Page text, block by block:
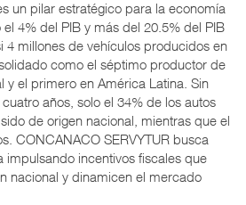
un pilar estratégico para la economía
4% del PIB y más del 20.5% del PIB
4 millones de vehículos producidos en
como el séptimo productor de
y el primero en América Latina. Sin
años, solo el 34% de los autos
de origen nacional, mientras que el
CONCANACO SERVYTUR busca
impulsando incentivos fiscales que
nacional y dinamicen el mercado